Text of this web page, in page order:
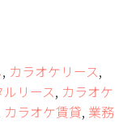
, カラオケリース,
リース, カラオケ
カラオケ賃貸, 業務